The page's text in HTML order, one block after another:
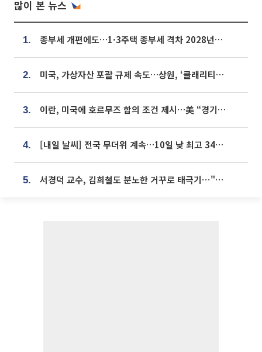
많이 본 뉴스
1. 종부세 개편에도…1·3주택 종부세 격차 2028년부터 확대
2. 미국, 가상자산 포괄 규제 속도…상원, ‘클래리티법’ 9월 절차투표 추진
3. 이란, 미국에 호르무즈 합의 조건 제시…美 “경기 아직 안 끝나” [종합]
4. [내일 날씨] 전국 무더위 계속…10일 낮 최고 34도 육박
5. 서경덕 교수, 김희철도 분노한 거꾸로 태극기⋯"엉터리는 아냐, 아쉬울 뿐"